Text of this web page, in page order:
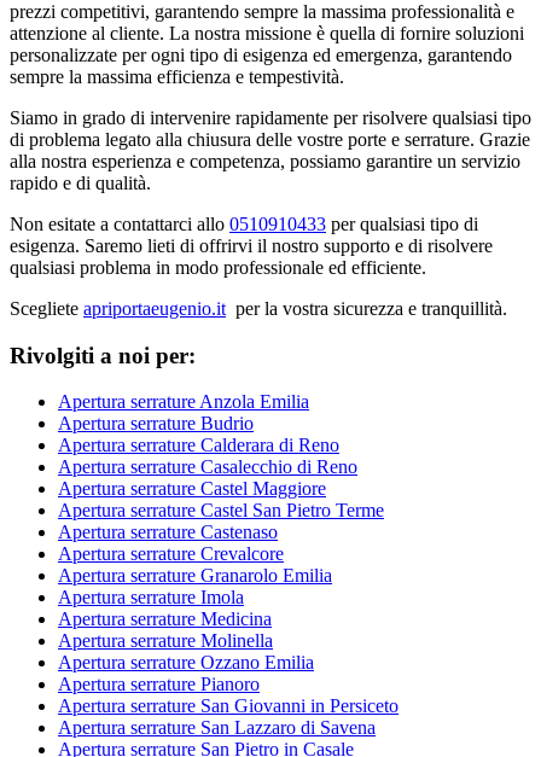
prezzi competitivi, garantendo sempre la massima professionalità e
attenzione al cliente. La nostra missione è quella di fornire soluzioni
personalizzate per ogni tipo di esigenza ed emergenza, garantendo
sempre la massima efficienza e tempestività.
Siamo in grado di intervenire rapidamente per risolvere qualsiasi tipo
di problema legato alla chiusura delle vostre porte e serrature. Grazie
alla nostra esperienza e competenza, possiamo garantire un servizio
rapido e di qualità.
Non esitate a contattarci allo 0510910433 per qualsiasi tipo di
esigenza. Saremo lieti di offrirvi il nostro supporto e di risolvere
qualsiasi problema in modo professionale ed efficiente.
Scegliete apriportaeugenio.it per la vostra sicurezza e tranquillità.
Rivolgiti a noi per:
Apertura serrature Anzola Emilia
Apertura serrature Budrio
Apertura serrature Calderara di Reno
Apertura serrature Casalecchio di Reno
Apertura serrature Castel Maggiore
Apertura serrature Castel San Pietro Terme
Apertura serrature Castenaso
Apertura serrature Crevalcore
Apertura serrature Granarolo Emilia
Apertura serrature Imola
Apertura serrature Medicina
Apertura serrature Molinella
Apertura serrature Ozzano Emilia
Apertura serrature Pianoro
Apertura serrature San Giovanni in Persiceto
Apertura serrature San Lazzaro di Savena
Apertura serrature San Pietro in Casale